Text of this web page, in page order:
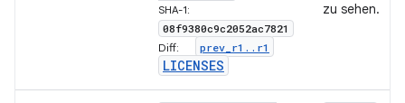
SHA-1:
08f9380c9c2052ac7821
Diff: prev r1 . . r1
LICENSES
zu sehen.